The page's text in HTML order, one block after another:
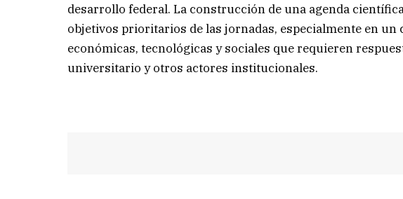
desarrollo federal. La construcción de una agenda
objetivos prioritarios de las jornadas, especialmente en
económicas, tecnológicas y sociales que requieren
universitario y otros actores institucionales.